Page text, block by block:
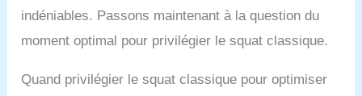
indéniables. Passons maintenant à la question du
moment optimal pour privilégier le squat classique.
Quand privilégier le squat classique pour optimiser